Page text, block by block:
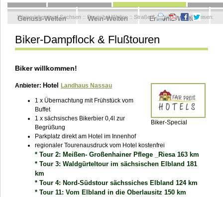
Genuss-Welten Wein-Welten Erlebnis-Welten
Kontakt
Weinerlebnisland Sachsen :: Pauschal-Welten :: Straße & Schienen Schiffsreisen:
Biker-Dampflock & Flußtouren
Biker willkommen!
Biker-Special
Anbieter: Hotel Landhaus Nassau
1 x Übernachtung mit Frühstück vom
Buffet
1 x sächsisches Bikerbier 0,4l zur
Begrüßung
Parkplatz direkt am Hotel im Innenhof
regionaler Tourenausdruck vom Hotel kostenfrei
* Tour 2: Meißen- Großenhainer Pflege _Riesa 163 km
* Tour 3: Waldgürteltour im sächsischen Elbland 181
km
* Tour 4: Nord-Südstour sächssiches Elbland 124 km
* Tour 11: Vom Elbland in die Oberlausitz 150 km